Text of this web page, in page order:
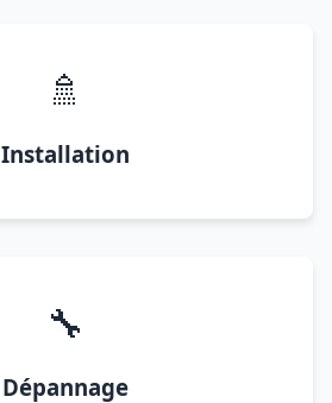
🚿
Installation
🔧
Dépannage